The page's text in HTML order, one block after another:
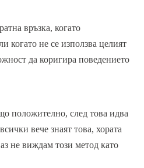
връзка, когато
когато не се използва целият
да коригира поведението
положително, след това идва
вече знаят това, хората
не виждам този метод като